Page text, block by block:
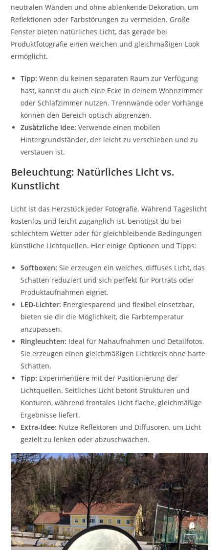
neutralen Wänden und ohne ablenkende Dekoration, um
Reflektionen oder Farbstörungen zu vermeiden. Große
Fenster bieten natürliches Licht, das gerade bei
Produktfotografie einen weichen und gleichmäßigen Look
ermöglicht.
Tipp: Wenn du keinen separaten Raum zur Verfügung
hast, kannst du auch eine Ecke in deinem Wohnzimmer
oder Schlafzimmer nutzen. Trennwände oder Vorhänge
können den Bereich optisch abgrenzen.
Zusätzliche Idee: Verwende einen mobilen
Hintergrundständer, der leicht zu verschieben und zu
verstauen ist.
Beleuchtung: Natürliches Licht vs.
Kunstlicht
Licht ist das Herzstück jeder Fotografie. Während Tageslicht
kostenlos und leicht zugänglich ist, benötigst du bei
schlechtem Wetter oder für gleichbleibende Bedingungen
künstliche Lichtquellen. Hier einige Optionen und Tipps:
Softboxen: Sie erzeugen ein weiches, diffuses Licht, das
Schatten reduziert und sich perfekt für Porträts oder
Produktaufnahmen eignet.
LED-Lichter: Energiesparend und flexibel einsetzbar,
bieten sie dir die Möglichkeit, die Farbtemperatur
anzupassen.
Ringleuchten: Ideal für Nahaufnahmen und Detailfotos.
Sie erzeugen einen gleichmäßigen Lichtkreis ohne harte
Schatten.
Tipp: Experimentiere mit der Positionierung der
Lichtquellen. Seitliches Licht betont Strukturen und
Konturen, während frontales Licht flache, gleichmäßige
Ergebnisse liefert.
Extra-Idee: Nutze Reflektoren und Diffusoren, um Licht
gezielt zu lenken oder abzuschwächen.